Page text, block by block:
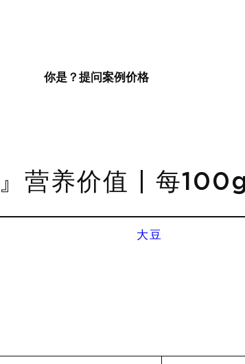
你是？ 提问案例价格
』营养价值 | 每
大豆